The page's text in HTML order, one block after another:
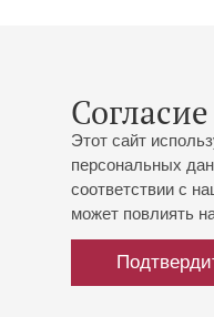
Этот сайт
персональных
соответствии с
может повлиять